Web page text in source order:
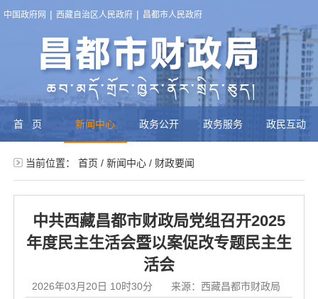
中国政府网 | 西藏自治区人民政府 | 昌都市人民政府
首页 新闻中心 政务公开 政务服务 政民互动
当前位置： 首页 / 新闻中心/ 财政要闻
中共西藏昌都市财政局党组召开2025
年度民主生活会暨以案促改专题民主生
活会
2026年03月20日 10时30分 来源：西藏昌都市财政局